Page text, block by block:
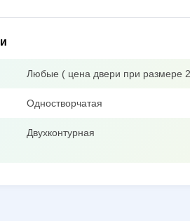
Любые ( цена двери при размере
Одностворчатая
Двухконтурная